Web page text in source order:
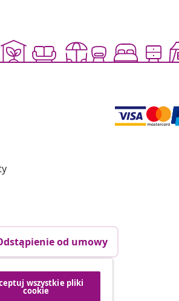
od umowy
vidaXL
wszystkie pliki
cookie